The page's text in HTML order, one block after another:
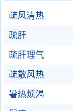
疏风清热
疏肝
疏肝理气
疏散风热
暑热烦渴